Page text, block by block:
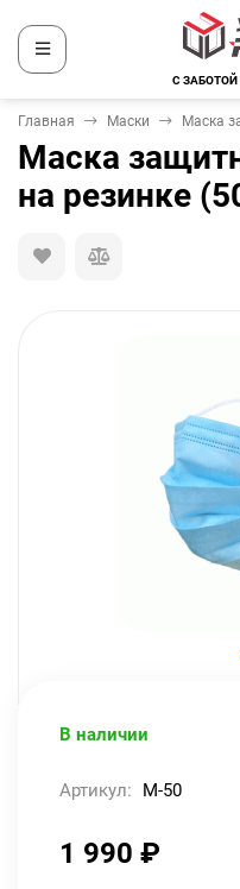
С
Главная Маски Маска
Маска
на резинке
В наличии
Артикул: M-50
1 990 ₽